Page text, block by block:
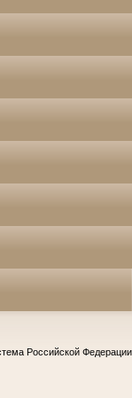
Российской